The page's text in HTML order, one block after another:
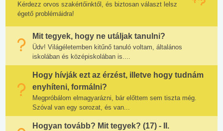
Kérdezz orvos szakértőinktől, és biztosan választ lelsz
égető problémáidra!
Mit tegyek, hogy ne utáljak tanulni?
Üdv! Világéletemben kitűnő tanuló voltam, általános
iskolában és középiskolában is....
Hogy hívják ezt az érzést, illetve hogy tudnám
enyhíteni, formálni?
Megpróbálom elmagyarázni, bár előttem sem tiszta még.
Szóval van egy sorozat, és van...
Hogyan tovább? Mit tegyek? (17) - II.